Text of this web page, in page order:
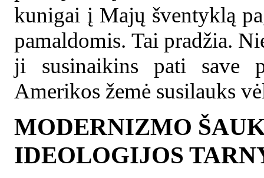
kunigai į Majų šventyklą
pamaldomis. Tai pradžia.
ji susinaikins
pati save
Amerikos žemė susilauks
MODERNIZMO
IDEOLOGIJOS